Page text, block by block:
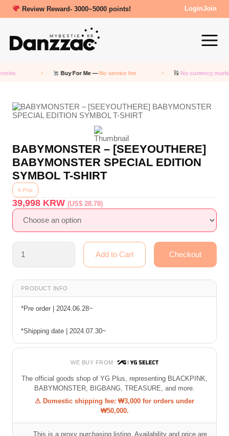
Review Reward- 3000~5000 points! LoginJoin
Buy For Me —No service fee No currency markup
BABYMONSTER – [SEEYOUTHERE]
BABYMONSTER SPECIAL EDITION
SYMBOL T-SHIRT
K-Pop
39,998 KRW(US$ 28.78)
PRODUCT INFO
*Pre order | 2024.06.28~
*Shipping date | 2024.07.30~
WE BUY FROM
The official goods shop of YG Plus, representing BLACKPINK,
BABYMONSTER, BIGBANG, TREASURE, and more.
⚠ Domestic shipping fee: ₩3,000 for orders under
₩50,000.
This is a proxy purchasing listing. Availability and price are